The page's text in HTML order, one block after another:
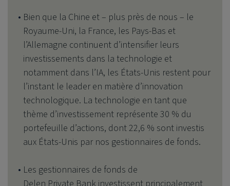
Bien que la Chine et – plus près de nous – le
Royaume-Uni, la France, les Pays-Bas et
l’Allemagne continuent d’intensifier leurs
investissements dans la technologie et
notamment dans l’IA, les États-Unis restent pour
l’instant le leader en matière d’innovation
technologique. La technologie en tant que
thème d’investissement représente 30 % du
portefeuille d’actions, dont 22,6 % sont investis
aux États-Unis par nos gestionnaires de fonds.
Les gestionnaires de fonds de